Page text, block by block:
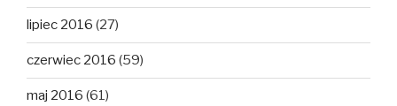
lipiec 2016 (27)
czerwiec 2016 (59)
maj 2016 (61)